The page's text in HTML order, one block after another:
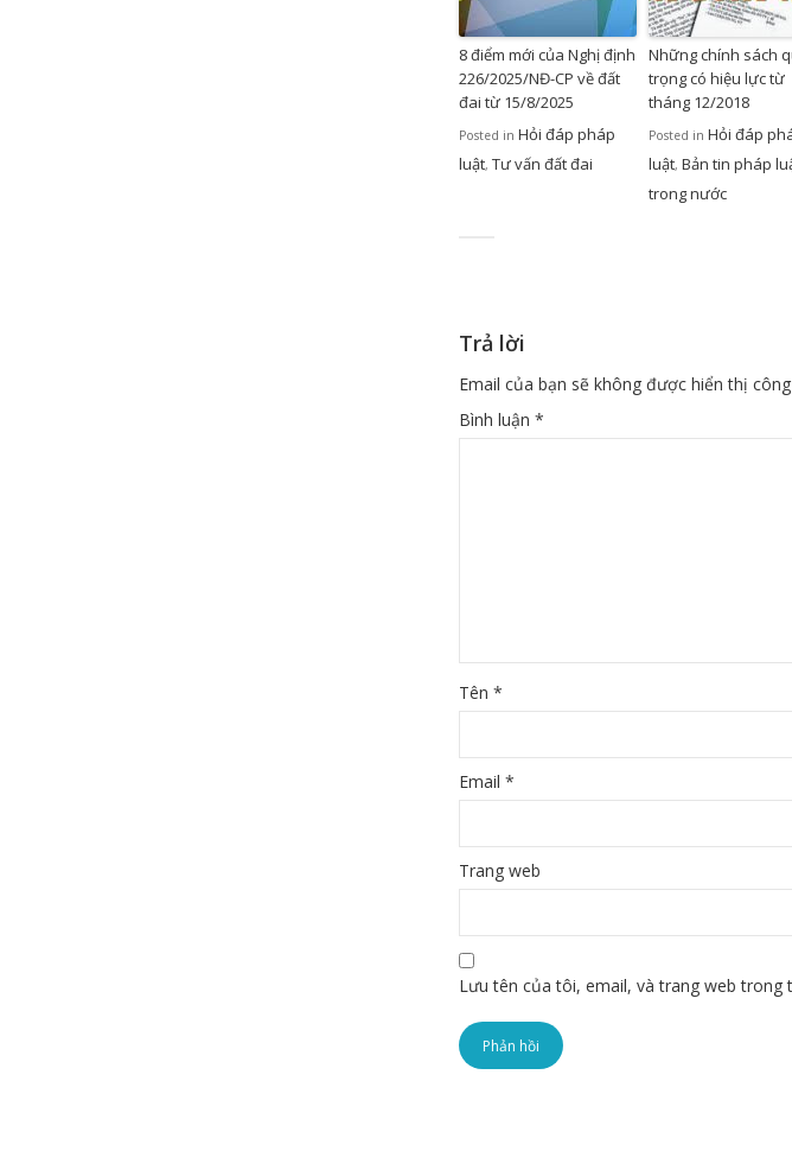
8 điểm mới của Nghị định
226/2025/NĐ-CP về đất
đai từ 15/8/2025
Posted in Hỏi đáp pháp
luật, Tư vấn đất đai
Những chính sách
trọng có hiệu lực từ
tháng 12/2018
Posted in Hỏi đáp
luật, Bản tin pháp
trong nước
Trả lời
Email của bạn sẽ không được hiển thị
Bình luận *
Tên *
Email *
Trang web
Lưu tên của tôi, email, và trang web trong